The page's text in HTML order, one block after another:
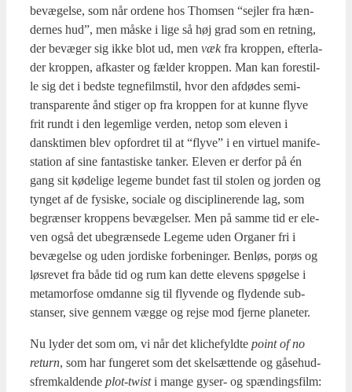
bevæ­gel­se, som når orde­ne hos Thom­sen “sej­ler fra hæn­
der­nes hud”, men måske i lige så høj grad som en ret­ning,
der bevæ­ger sig ikke blot ud, men væk fra krop­pen, efter­la­
der krop­pen, afka­ster og fæl­der krop­pen. Man kan fore­stil­
le sig det i bed­ste teg­ne­filmstil, hvor den afdø­des semi­
trans­pa­ren­te ånd sti­ger op fra krop­pen for at kun­ne fly­ve
frit rundt i den legem­li­ge ver­den, net­op som ele­ven i
dansk­ti­men blev opfor­dret til at “fly­ve” i en vir­tu­el mani­fe­
sta­tion af sine fan­ta­sti­ske tan­ker. Ele­ven er der­for på én
gang sit køde­li­ge lege­me bun­det fast til sto­len og jor­den og
tyn­get af de fysi­ske, soci­a­le og disci­pli­ne­ren­de lag, som
begræn­ser krop­pens bevæ­gel­ser. Men på sam­me tid er ele­
ven også det ube­græn­se­de Lege­me uden Orga­ner fri i
bevæ­gel­se og uden jor­di­ske for­be­nin­ger. Ben­løs, por­øs og
løs­re­vet fra både tid og rum kan det­te ele­vens spø­gel­se i
meta­mor­fo­se omdan­ne sig til fly­ven­de og fly­den­de sub­
stan­ser, sive gen­nem væg­ge og rej­se mod fjer­ne pla­ne­ter.
Nu lyder det som om, vi når det kli­che­fyld­te point of no
return, som har fun­ge­ret som det skel­sæt­ten­de og gåse­hud­
s­frem­kal­den­de plot-twisti man­ge gyser- og spæn­dings­film: